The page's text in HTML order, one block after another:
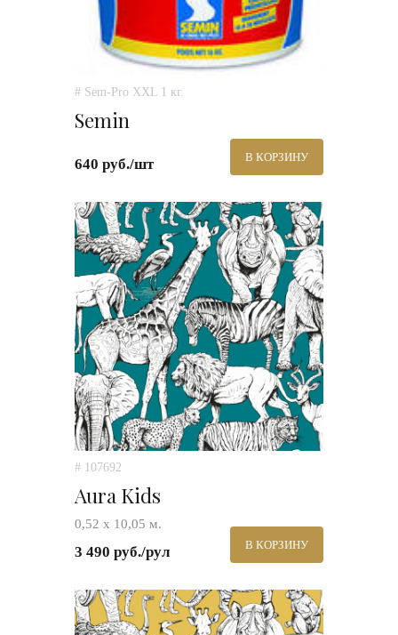
# Sem-Pro XXL 1 кг.
Semin
640 руб./шт В КОРЗИНУ
# 107692
Aura Kids
0,52 х 10,05 м.
3 490 руб./рул В КОРЗИНУ